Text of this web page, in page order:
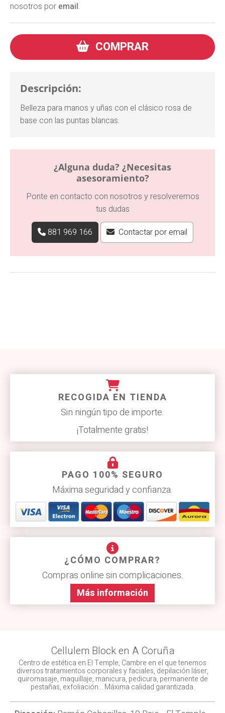
nosotros por email.
COMPRAR
Descripción:
Belleza para manos y uñas con el clásico rosa de
base con las puntas blancas.
¿Alguna duda? ¿Necesitas
asesoramiento?
Ponte en contacto con nosotros y resolveremos
tus dudas
881 969 166
Contactar por email
RECOGIDA EN TIENDA
Sin ningún tipo de importe.
¡Totalmente gratis!
PAGO 100% SEGURO
Máxima seguridad y confianza.
¿CÓMO COMPRAR?
Compras online sin complicaciones.
Más información
Cellulem Block en A Coruña
Centro de estética en El Temple, Cambre en el que tenemos
diversos tratamientos corporales y faciales, depilación láser,
quiromasaje, maquillaje, manicura, pedicura, permanente de
pestañas, exfoliación… Máxima calidad garantizada.